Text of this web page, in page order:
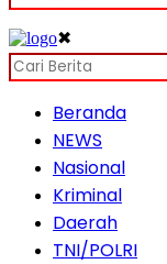
✖
Beranda
NEWS
Nasional
Kriminal
Daerah
TNI/POLRI